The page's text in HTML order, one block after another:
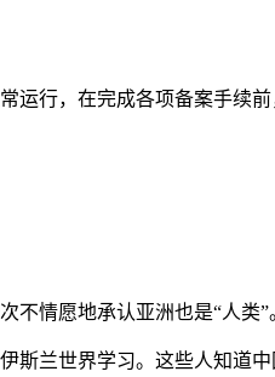
行，在完成各项备案手续
情愿地承认亚洲也是“人类”
斯兰世界学习。这些人知道